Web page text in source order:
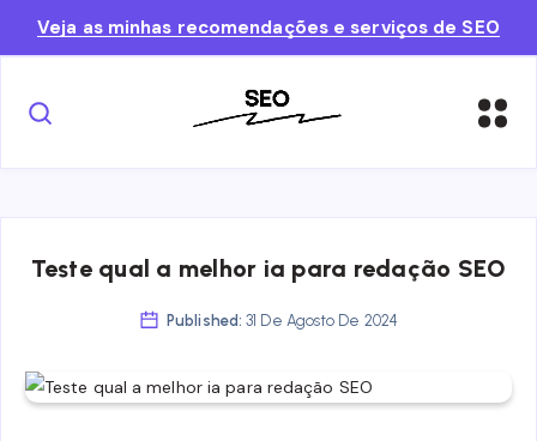
Veja as minhas recomendações e serviços de SEO
Teste qual a melhor ia para redação SEO
Published: 31 De Agosto De 2024